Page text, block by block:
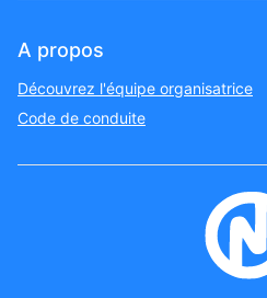
A propos
Découvrez l'équipe organisatrice
Code de conduite